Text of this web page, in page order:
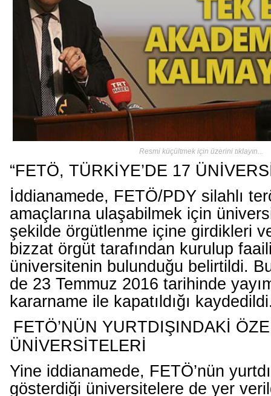
Resmi küçültmek için üzerini tıklayın...
“FETÖ, TÜRKİYE’DE 17
İddianamede, FETÖ/PDY silahlı
amaçlarına ulaşabilmek için
şekilde örgütlenme içine girdikleri
bizzat örgüt tarafından kurulup
üniversitenin bulunduğu belirtildi.
de 23 Temmuz 2016 tarihinde
kararname ile kapatıldığı
FETÖ’NÜN YURTDIŞINDAKİ
ÜNİVERSİTELERİ
Yine iddianamede, FETÖ’nün
gösterdiği üniversitelere de yer